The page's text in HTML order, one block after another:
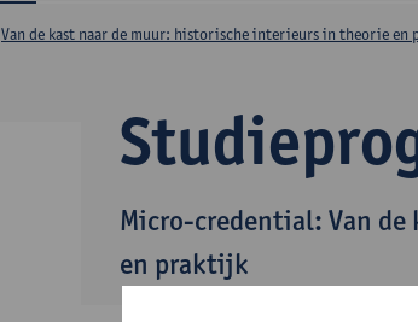
Micro-credential: Van
en praktijk
Van de kast naar de muur: historische interieurs in theorie en